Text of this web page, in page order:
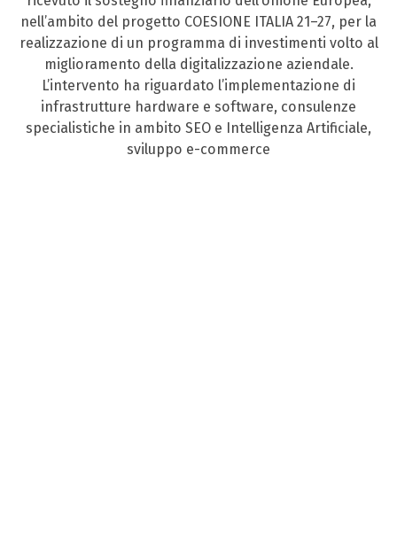
nell’ambito del progetto COESIONE ITALIA 21–27, per la
realizzazione di un programma di investimenti volto al
miglioramento della digitalizzazione aziendale.
L’intervento ha riguardato l’implementazione di
infrastrutture hardware e software, consulenze
specialistiche in ambito SEO e Intelligenza Artificiale,
sviluppo e-commerce